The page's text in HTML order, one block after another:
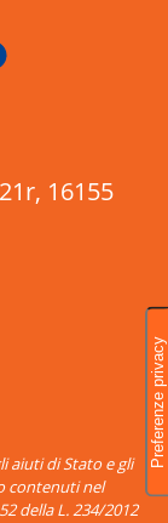
16155
aiuti di Stato e gli
contenuti nel
della L. 234/2012